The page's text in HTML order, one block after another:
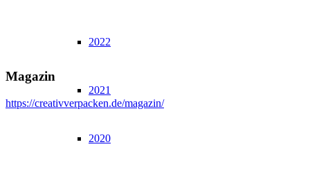
2022
2021
2020
Magazin
https://creativverpacken.de/magazin/